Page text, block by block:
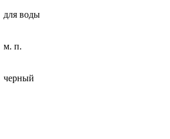
для воды
м. п.
черный